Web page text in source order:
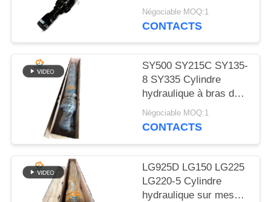
SITE
POLITIQUE
CONFIDENTIALITÉ
hydraulique à bouchon
à bras pour EC480D
Négociable MOQ:1
CONTACTS
SY500 SY215C SY135-
8 SY335 Cylindre
hydraulique à bras de
soupape cylindre sur
excavatrice
Négociable MOQ:1
CONTACTS
LG925D LG150 LG225
LG220-5 Cylindre
hydraulique sur mesure